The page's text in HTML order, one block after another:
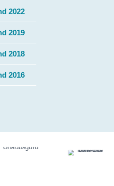
2022
2019
2018
2016